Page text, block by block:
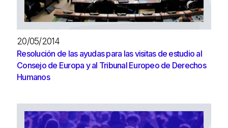
20/05/2014
Resolución de las ayudas para las visitas de estudio al
Consejo de Europa y al Tribunal Europeo de Derechos
Humanos